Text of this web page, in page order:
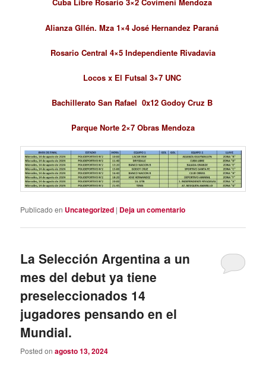
Cuba Libre Rosario 3×2 Covimeni Mendoza
Alianza Gllén. Mza 1×4 José Hernandez Paraná
Rosario Central 4×5 Independiente Rivadavia
Locos x El Futsal 3×7 UNC
Bachillerato San Rafael 0x12 Godoy Cruz B
Parque Norte 2×7 Obras Mendoza
Publicado en Uncategorized | Deja un comentario
La Selección Argentina a un
mes del debut ya tiene
preseleccionados 14
jugadores pensando en el
Mundial.
Posted onagosto 13, 2024